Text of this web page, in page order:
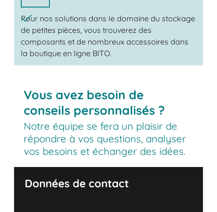
Pour nos solutions dans le domaine du stockage
de petites pièces, vous trouverez des
composants et de nombreux accessoires dans
la boutique en ligne BITO.
Vous avez besoin de
conseils personnalisés ?
Notre équipe se fera un plaisir de
répondre à vos questions, analyser
vos besoins et échanger des idées.
Données de contact